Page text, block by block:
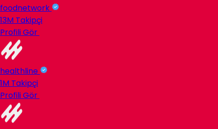
foodnetwork
13M Takipçi
Profili Gör
healthline
1M Takipçi
Profili Gör